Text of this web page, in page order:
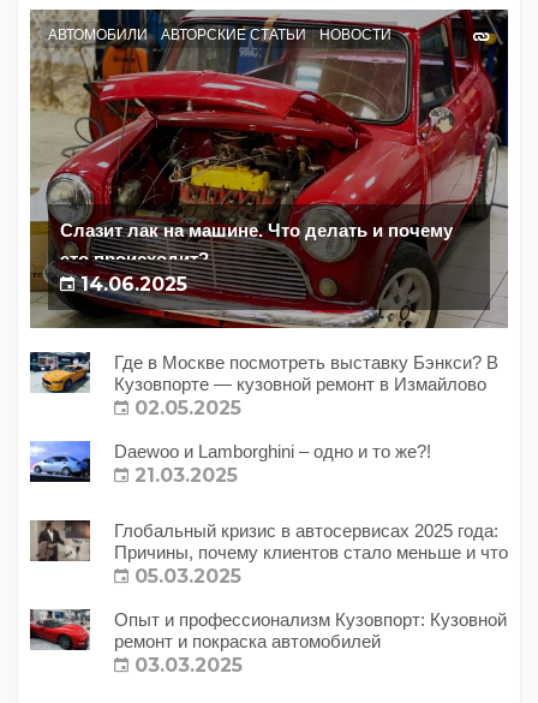
АВТОМОБИЛИ АВТОРСКИЕ СТАТЬИ НОВОСТИ
Слазит лак на машине. Что делать и почему
это происходит?
14.06.2025
Где в Москве посмотреть выставку Бэнкси? В
Кузовпорте — кузовной ремонт в Измайлово
02.05.2025
Daewoo и Lamborghini – одно и то же?!
21.03.2025
Глобальный кризис в автосервисах 2025 года:
Причины, почему клиентов стало меньше и что
с этим делать?
05.03.2025
Опыт и профессионализм Кузовпорт: Кузовной
ремонт и покраска автомобилей
03.03.2025